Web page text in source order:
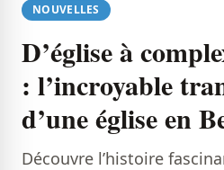
NOUVELLES
D’église à
: l’incroyable
d’une église en
Découvre l’histoire